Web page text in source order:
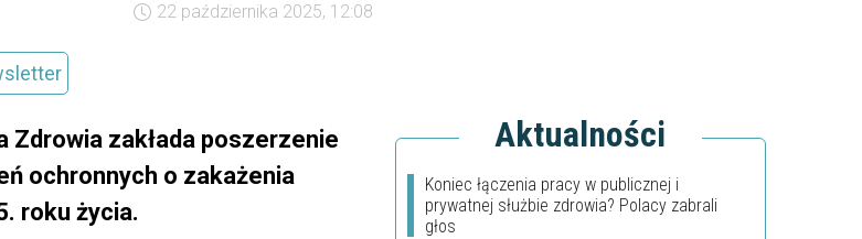
22 października 2025, 12:08
zakłada poszerzenie
ochronnych o zakażenia
roku życia.
Aktualności
Koniec łączenia pracy w publicznej i
prywatnej służbie zdrowia? Polacy zabrali
głos